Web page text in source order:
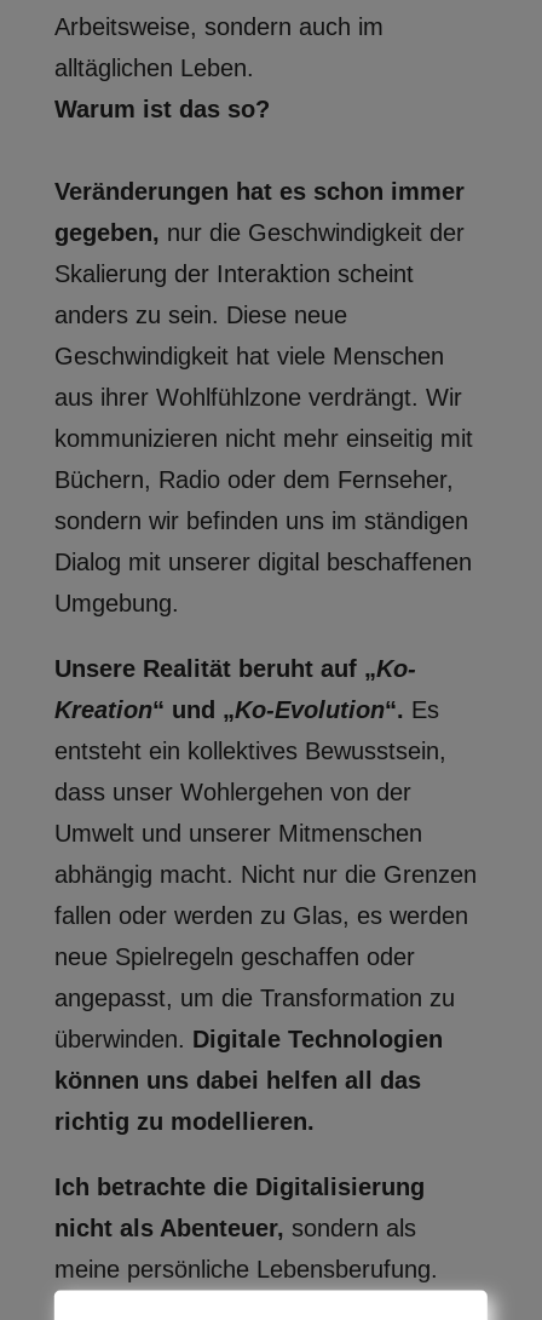
Arbeitsweise, sondern auch im
alltäglichen Leben.
Warum ist das so?
Veränderungen hat es schon immer
gegeben, nur die Geschwindigkeit der
Skalierung der Interaktion scheint
anders zu sein. Diese neue
Geschwindigkeit hat viele Menschen
aus ihrer Wohlfühlzone verdrängt. Wir
kommunizieren nicht mehr einseitig mit
Büchern, Radio oder dem Fernseher,
sondern wir befinden uns im ständigen
Dialog mit unserer digital beschaffenen
Umgebung.
Unsere Realität beruht auf „Ko-
Kreation“ und „Ko-Evolution“. Es
entsteht ein kollektives Bewusstsein,
dass unser Wohlergehen von der
Umwelt und unserer Mitmenschen
abhängig macht. Nicht nur die Grenzen
fallen oder werden zu Glas, es werden
neue Spielregeln geschaffen oder
angepasst, um die Transformation zu
überwinden. Digitale Technologien
können uns dabei helfen all das
richtig zu modellieren.
Ich betrachte die Digitalisierung
nicht als Abenteuer, sondern als
meine persönliche Lebensberufung.